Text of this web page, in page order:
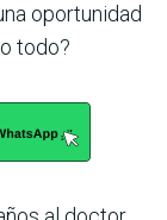
oportunidad
todo?